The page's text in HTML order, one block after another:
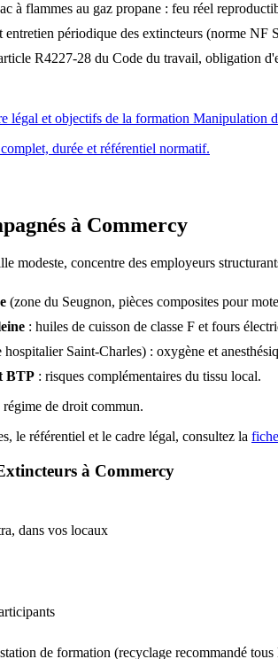
à flammes au gaz propane : feu réel
périodique des extincteurs (norme NF
R4227-28 du Code du travail, obligation
légal et objectifs de la formation Manipulation
durée et référentiel normatif.
à Commercy
modeste, concentre des employeurs
(zone du Seugnon, pièces composites pour
: huiles de cuisson de classe F et fours
hospitalier Saint-Charles) : oxygène et
BTP : risques complémentaires du tissu local.
de droit commun.
le référentiel et le cadre légal, consultez la
à Commercy
dans vos locaux
de formation (recyclage recommandé tous